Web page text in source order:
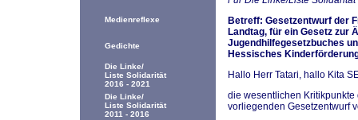
Medienreflexe
Gedichte
Die Linke/
Liste Solidarität
2016 - 2021
Die Linke/
Liste Solidarität
2011 - 2016
Betreff: Gesetzentwurf der
Landtag, für ein Gesetz zur
Jugendhilfegesetzbuches
Hessisches
Hallo Herr Tatari, hallo Kita
die wesentlichen
vorliegenden Gesetzentwurf